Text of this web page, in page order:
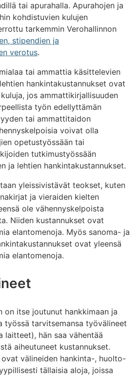
tai apurahalla. Apurahojen ja
kohdistuvien kulujen
tarkemmin Verohallinnon
stipendien ja
verotus.
tai ammattia käsittelevien
hankintakustannukset ovat
jos ammattikirjallisuuden
työn edellyttämän
tai ammattitaidon
voivat olla
opetustyössään tai
tutkimustyössään
ja lehtien hankintakustannukset.
yleissivistävät teokset, kuten
ja vieraiden kielten
ole vähennyskelpoista
Niiden kustannukset ovat
elantomenoja. Myös sanoma- ja
ovat yleensä
elantomenoja.
on itse joutunut hankkimaan ja
työssä tarvitsemansa työvälineet
laitteet), hän saa vähentää
aiheutuneet kustannukset.
välineiden hankinta-, huolto-
tällaisia aloja, joissa